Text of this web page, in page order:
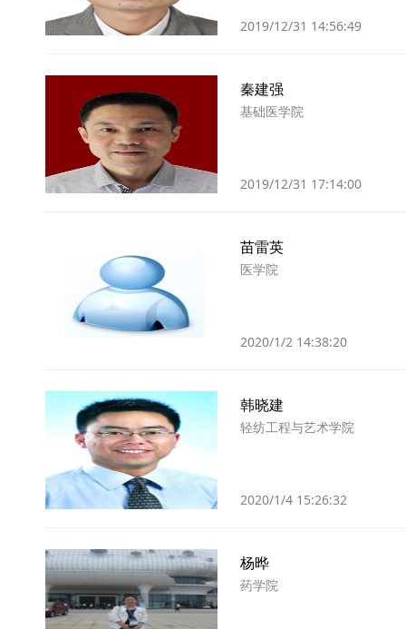
2019/12/31 14:56:49
秦建强
基础医学院
2019/12/31 17:14:00
苗雷英
医学院
2020/1/2 14:38:20
韩晓建
轻纺工程与艺术学院
2020/1/4 15:26:32
杨晔
药学院